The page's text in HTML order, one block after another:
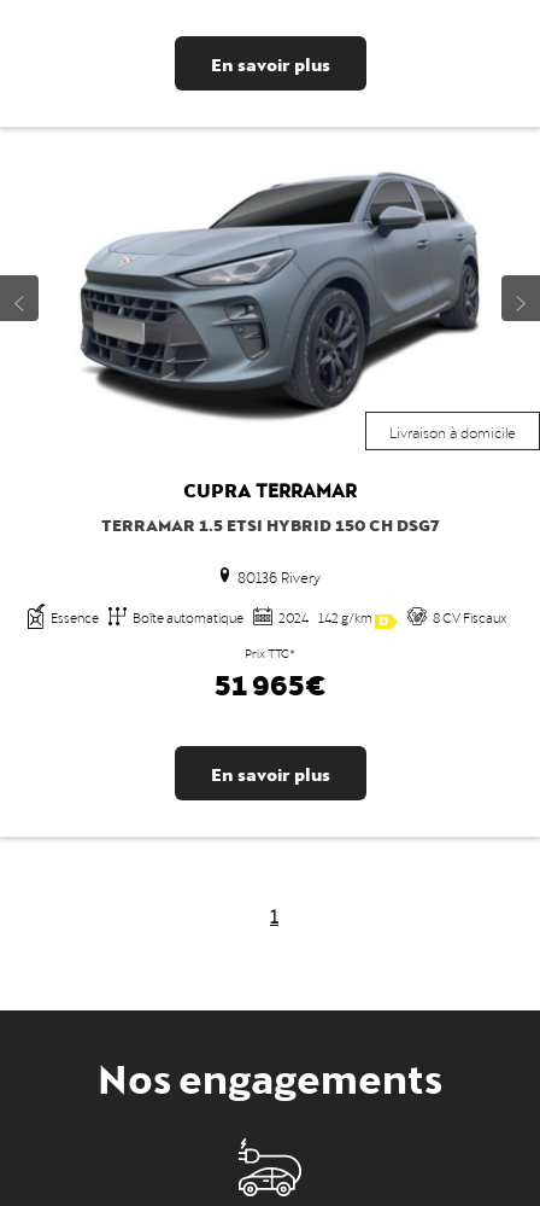
En savoir plus
Livraison à domicile
CUPRATERRAMAR
TERRAMAR 1.5 ETSI HYBRID 150 CH DSG7
80136 Rivery
Essence Boîte automatique 2024 142 g/km 8 CV Fiscaux
Prix TTC*
51 965€
En savoir plus
1
Nos engagements